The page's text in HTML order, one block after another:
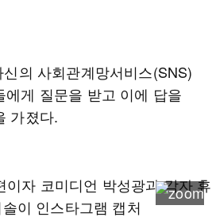
의 사회관계망서비스(SNS)
게 질문을 받고 이에 답을
가졌다.